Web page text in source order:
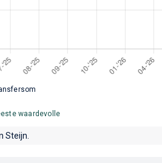
waardevolle
Steijn.